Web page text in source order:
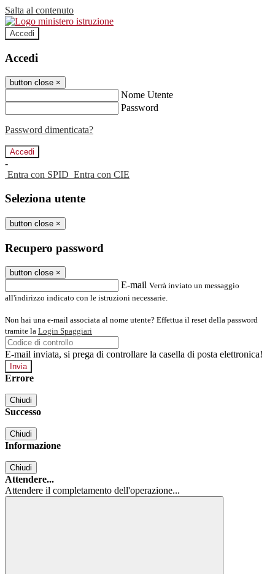
Salta al contenuto
Accedi
Accedi
button close ×
Nome Utente
Password
Password dimenticata?
-
Entra con SPID Entra con CIE
Seleziona utente
button close ×
Recupero password
button close ×
E-mail Verrà inviato un messaggio
all'indirizzo indicato con le istruzioni necessarie.
Non hai una e-mail associata al nome utente? Effettua il reset della password
tramite la Login Spaggiari
E-mail inviata, si prega di controllare la casella di posta elettronica!
Errore
Chiudi
Successo
Chiudi
Informazione
Chiudi
Attendere...
Attendere il completamento dell'operazione...